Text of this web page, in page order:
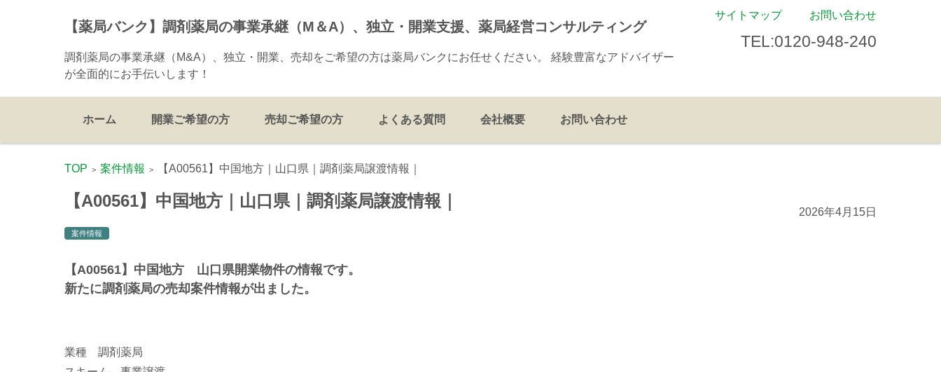
【薬局バンク】調剤薬局の事業承継（M＆A）、独立・開業支援、薬局経営コンサルティング
調剤薬局の事業承継（M&A）、独立・開業、売却をご希望の方は薬局バンクにお任せください。 経験豊富なアドバイザー
が全面的にお手伝いします！
サイトマップ お問い合わせ
TEL:0120-948-240
コンテンツに移動
ホーム
開業ご希望の方 売却ご希望の方 よくある質問 会社概要 お問い合わせ
TOP > 案件情報 > 【A00561】中国地方｜山口県｜調剤薬局譲渡情報｜
【A00561】中国地方｜山口県｜調剤薬局譲渡情報｜
2026年4月15日
案件情報
【A00561】中国地方 山口県開業物件の情報です。
新たに調剤薬局の売却案件情報が出ました。
業種 調剤薬局